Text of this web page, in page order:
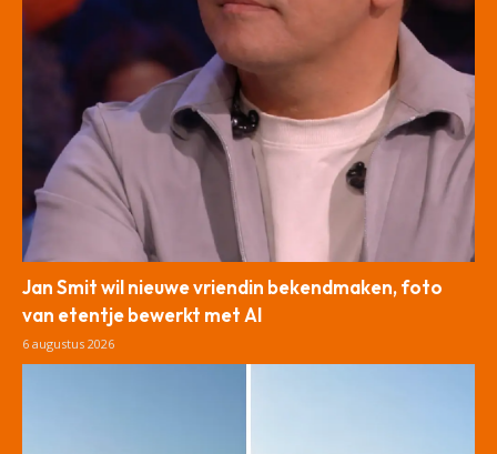
Jan Smit wil nieuwe vriendin bekendmaken, foto
van etentje bewerkt met AI
6 augustus 2026